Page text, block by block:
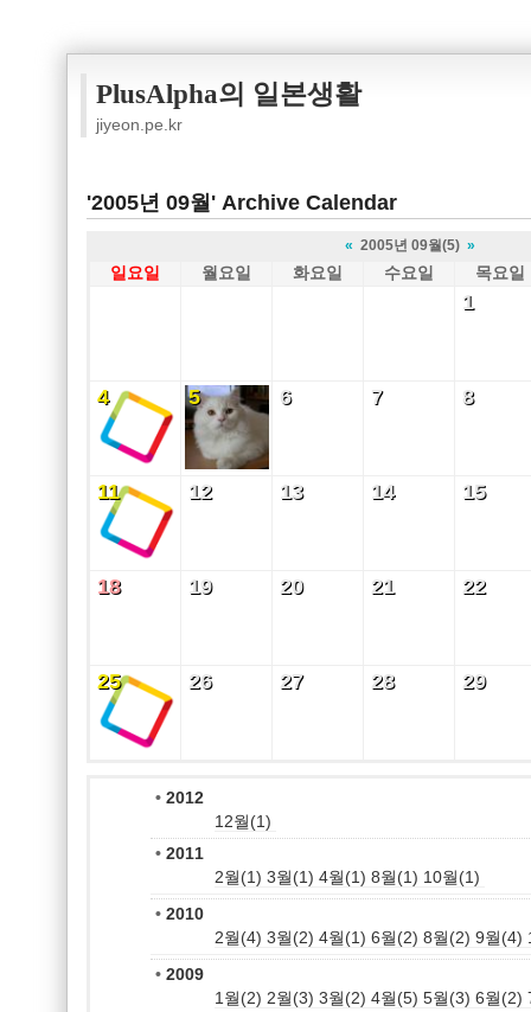
PlusAlpha의 일본생활
jiyeon.pe.kr
'2005년 09월' Archive Calendar
« 2005년 09월(5) »
일요일 월요일 화요일 수요일 목요일
1
1
4
4 5
5 6
6 7
7 8
8
11
11 12
12 13
13 14
14 15
15
18
18 19
19 20
20 21
21 22
22
25
25 26
26 27
27 28
28 29
29
• 2012
12월(1)
• 2011
2월(1) 3월(1) 4월(1) 8월(1) 10월(1)
• 2010
2월(4) 3월(2) 4월(1) 6월(2) 8월(2) 9월(4)
• 2009
1월(2) 2월(3) 3월(2) 4월(5) 5월(3) 6월(2)